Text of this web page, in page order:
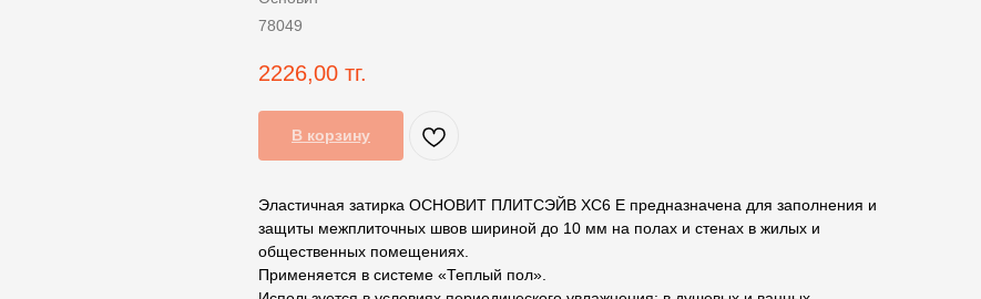
78049
2226,00 тг.
В корзину
Эластичная затирка ОСНОВИТ ПЛИТСЭЙВ ХС6 Е предназначена для заполнения и
защиты межплиточных швов шириной до 10 мм на полах и стенах в жилых и
общественных помещениях.
Применяется в системе «Теплый пол».